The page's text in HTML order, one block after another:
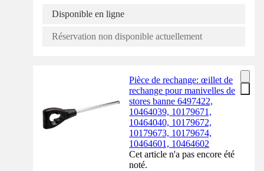
Disponible en ligne
Réservation non disponible actuellement
Pièce de rechange: œillet de
rechange pour manivelles de
stores banne 6497422,
10464039, 10179671,
10464040, 10179672,
10179673, 10179674,
10464601, 10464602
Cet article n'a pas encore été
noté.